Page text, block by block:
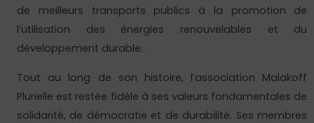
de meilleurs transports publics à la promotion de
l’utilisation des énergies renouvelables et du
développement durable.
Tout au long de son histoire, l’association Malakoff
Plurielle est restée fidèle à ses valeurs fondamentales de
solidarité, de démocratie et de durabilité. Ses membres